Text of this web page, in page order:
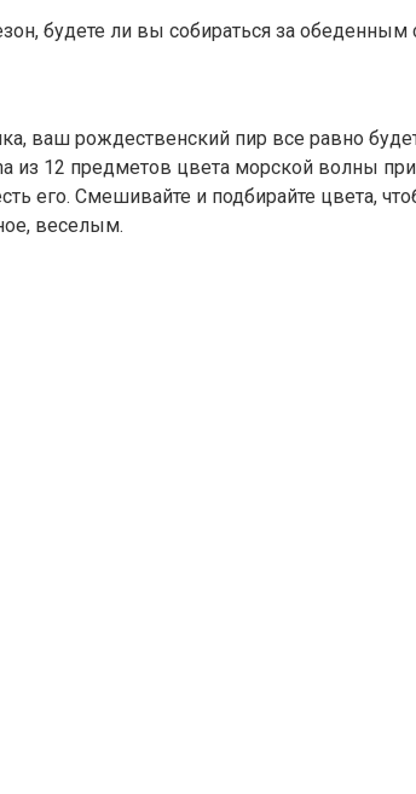
будете ли вы собираться за
ваш рождественский пир все равно
из 12 предметов цвета морской волны
его. Смешивайте и подбирайте цвета,
веселым.